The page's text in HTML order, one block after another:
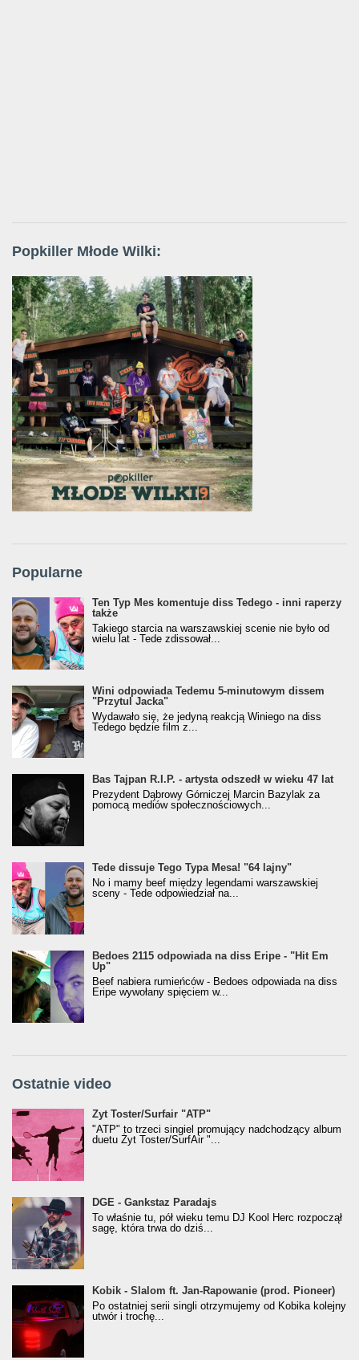
Popkiller Młode Wilki:
Popularne
Ten Typ Mes komentuje diss Tedego - inni raperzy
także
Takiego starcia na warszawskiej scenie nie było od
wielu lat - Tede zdissował...
Wini odpowiada Tedemu 5-minutowym dissem
"Przytul Jacka"
Wydawało się, że jedyną reakcją Winiego na diss
Tedego będzie film z...
Bas Tajpan R.I.P. - artysta odszedł w wieku 47 lat
Prezydent Dąbrowy Górniczej Marcin Bazylak za
pomocą mediów społecznościowych...
Tede dissuje Tego Typa Mesa! "64 lajny"
No i mamy beef między legendami warszawskiej
sceny - Tede odpowiedział na...
Bedoes 2115 odpowiada na diss Eripe - "Hit Em
Up"
Beef nabiera rumieńców - Bedoes odpowiada na diss
Eripe wywołany spięciem w...
Ostatnie video
Żyt Toster/SurfAir - ATP VIDEO
Żyt Toster/Surfair "ATP"
"ATP" to trzeci singiel promujący nadchodzący album
duetu Żyt Toster/SurfAir "...
donGURALesko z nagrodą za
Klasyczny/Trueschoolowy Album Roku
(Popkillery 2023)
DGE - Gankstaz Paradajs
To właśnie tu, pół wieku temu DJ Kool Herc rozpoczął
sagę, która trwa do dziś...
Kobik - Slalom ft. Jan-Rapowanie (prod. Pioneer)
[Official Music Visualiser]
Kobik - Slalom ft. Jan-Rapowanie (prod. Pioneer)
Po ostatniej serii singli otrzymujemy od Kobika kolejny
utwór i trochę...